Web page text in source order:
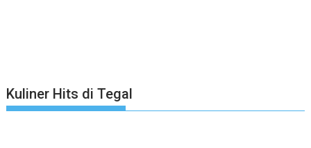
Kuliner Hits di Tegal